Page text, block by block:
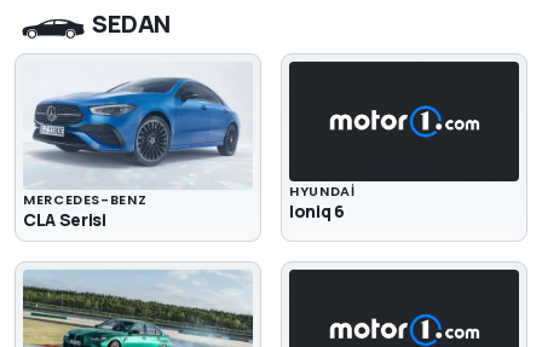
SEDAN
MERCEDES-BENZ
CLA Serisi
HYUNDAI
Ioniq 6